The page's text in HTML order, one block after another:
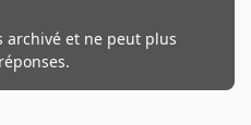
archivé et ne peut plus